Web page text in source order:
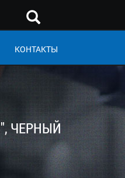
КОНТАКТЫ
ЧЕРНЫЙ